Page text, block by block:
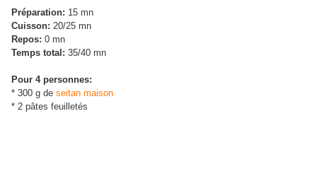
Préparation: 15 mn
Cuisson: 20/25 mn
Repos: 0 mn
Temps total: 35/40 mn
Pour 4 personnes:
* 300 g de seitan maison
* 2 pâtes feuilletés